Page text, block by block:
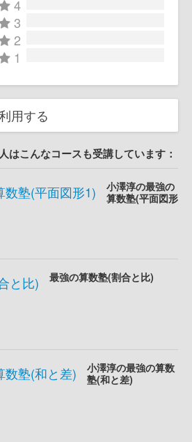
4
3
2
1
用する
はこんなコースも受講しています：
小澤淳の最強の
算数塾(平面図形
最強の算数塾(割合と比)
小澤淳の最強の算数
塾(和と差)